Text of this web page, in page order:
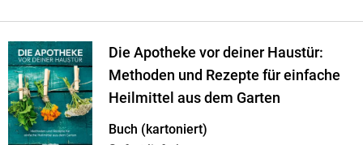
Die Apotheke vor deiner Haustür:
Methoden und Rezepte für einfache
Heilmittel aus dem Garten
Buch (kartoniert)